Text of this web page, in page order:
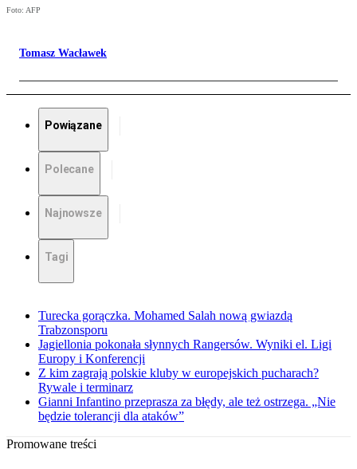
Foto: AFP
Tomasz Wacławek
Powiązane
Polecane
Najnowsze
Tagi
Turecka gorączka. Mohamed Salah nową gwiazdą
Trabzonsporu
Jagiellonia pokonała słynnych Rangersów. Wyniki el. Ligi
Europy i Konferencji
Z kim zagrają polskie kluby w europejskich pucharach?
Rywale i terminarz
Gianni Infantino przeprasza za błędy, ale też ostrzega. „Nie
będzie tolerancji dla ataków”
Promowane treści